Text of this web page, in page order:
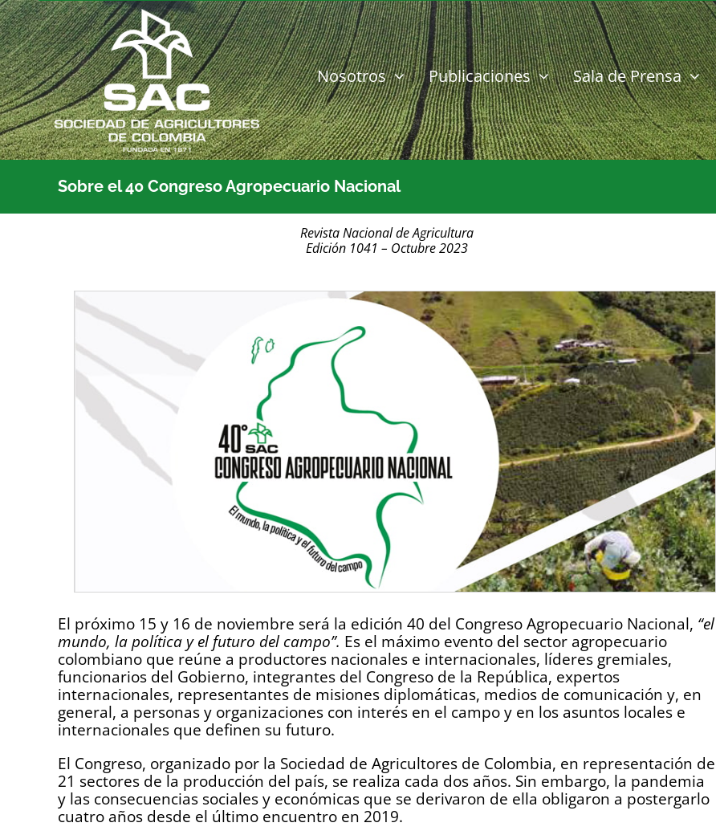
Saltar
al
contenido
Nosotros Publicaciones Sala de Prensa
Sobre el 40 Congreso Agropecuario Nacional
Revista Nacional de Agricultura
Edición 1041 – Octubre 2023
El próximo 15 y 16 de noviembre será la edición 40 del Congreso Agropecuario Nacional, “el
mundo, la política y el futuro del campo”. Es el máximo evento del sector agropecuario
colombiano que reúne a productores nacionales e internacionales, líderes gremiales,
funcionarios del Gobierno, integrantes del Congreso de la República, expertos
internacionales, representantes de misiones diplomáticas, medios de comunicación y, en
general, a personas y organizaciones con interés en el campo y en los asuntos locales e
internacionales que definen su futuro.
El Congreso, organizado por la Sociedad de Agricultores de Colombia, en representación de
21 sectores de la producción del país, se realiza cada dos años. Sin embargo, la pandemia
y las consecuencias sociales y económicas que se derivaron de ella obligaron a postergarlo
cuatro años desde el último encuentro en 2019.